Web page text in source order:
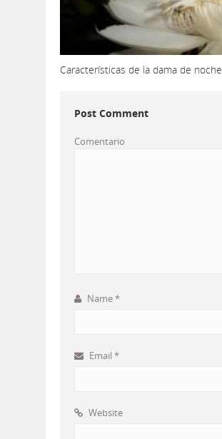
Características de la dama de noche
Post Comment
Comentario
Name*
Email *
Website